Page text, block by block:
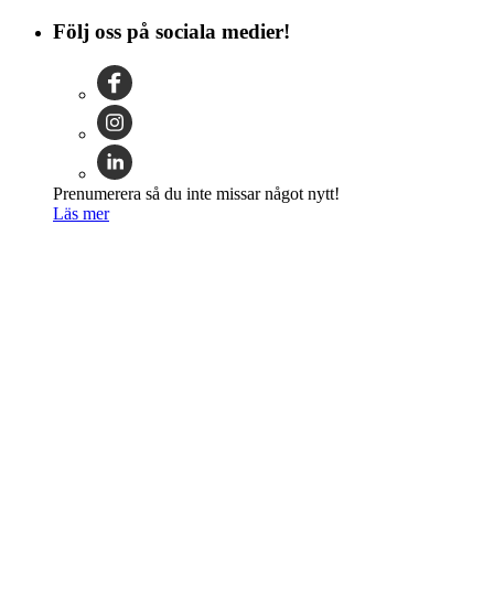
Följ oss på sociala medier!
Prenumerera så du inte missar något nytt!
Läs mer